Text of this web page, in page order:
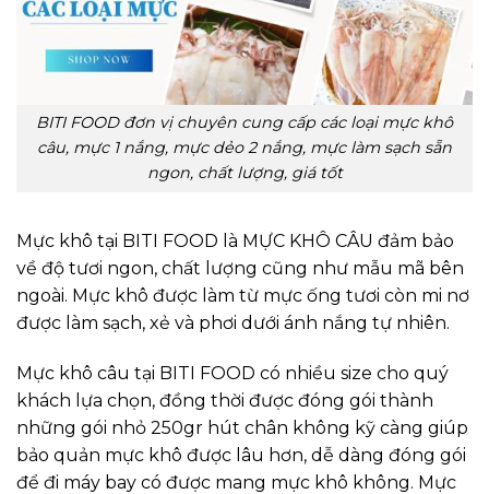
BITI FOOD đơn vị chuyên cung cấp các loại mực khô
câu, mực 1 nắng, mực dẻo 2 nắng, mực làm sạch sẵn
ngon, chất lượng, giá tốt
Mực khô tại BITI FOOD là MỰC KHÔ CÂU đảm bảo
về độ tươi ngon, chất lượng cũng như mẫu mã bên
ngoài. Mực khô được làm từ mực ống tươi còn mi nơ
được làm sạch, xẻ và phơi dưới ánh nắng tự nhiên.
Mực khô câu tại BITI FOOD có nhiều size cho quý
khách lựa chọn, đồng thời được đóng gói thành
những gói nhỏ 250gr hút chân không kỹ càng giúp
bảo quản mực khô được lâu hơn, dễ dàng đóng gói
để đi máy bay có được mang mực khô không. Mực